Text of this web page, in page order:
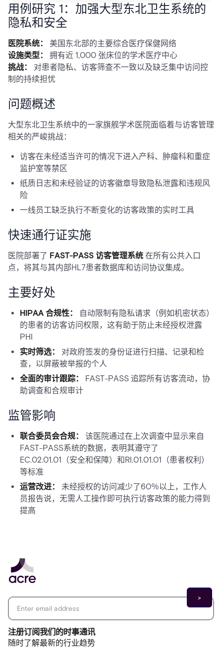
用例研究 1：加强大型东北卫生系统的
隐私和安全
医院系统：
美国东北部的主要综合医疗保健网络
设施类型：
拥有近 1,000 张床位的学术医疗中心
挑战：
对患者隐私、访客筛查不一致以及缺乏集中访问控
制的持续担忧
问题概述
大型东北卫生系统中的一家旗舰学术医院面临着与访客管理
相关的严峻挑战：
访客在未经适当许可的情况下进入产科、肿瘤科和重症
监护室等禁区
纸质日志和未经验证的访客徽章导致隐私泄露和违规风
险
一线员工缺乏执行不断变化的访客政策的实时工具
快速通行证实施
医院部署了 FAST-PASS 访客管理系统 在所有公共入口
点，将其与其内部HL7患者数据库和访问协议集成。
主要好处
HIPAA 合规性：
自动限制有隐私请求（例如机密状态）
的患者的访客访问权限，这有助于防止未经授权泄露
PHI
实时筛选：
对政府签发的身份证进行扫描、记录和检
查，以屏蔽被举报的个人
全面的审计跟踪：
FAST-PASS 追踪所有访客流动，协
助调查和合规审计
监管影响
联合委员会合规：
该医院通过在上次调查中显示来自
FAST-PASS系统的数据，表明其遵守了
EC.02.01.01（安全和保障）和RI.01.01.01（患者权利）
等标准
运营改进：
未经授权的访问减少了60％以上，工作人
员报告说，无需人工操作即可执行访客政策的能力得到
提高
注册订阅我们的时事通讯
随时了解最新的行业趋势